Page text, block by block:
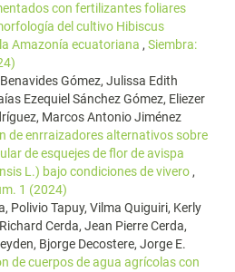
con fertilizantes foliares
del cultivo Hibiscus
Amazonía ecuatoriana , Siembra:
Gómez, Julissa Edith
Ezequiel Sánchez Gómez, Eliezer
Marcos Antonio Jiménez
de enrraizadores alternativos sobre
de esquejes de flor de avispa
L.) bajo condiciones de vivero ,
1 (2024)
Polivio Tapuy, Vilma Quiguiri, Kerly
Cerda, Jean Pierre Cerda,
Bjorge Decostere, Jorge E.
de cuerpos de agua agrícolas con